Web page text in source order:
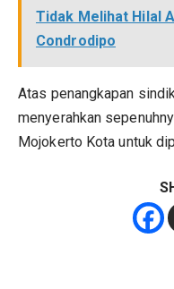
Tidak Melihat Hilal
Condrodipo
Atas penangkapan
menyerahkan
Mojokerto Kota untuk